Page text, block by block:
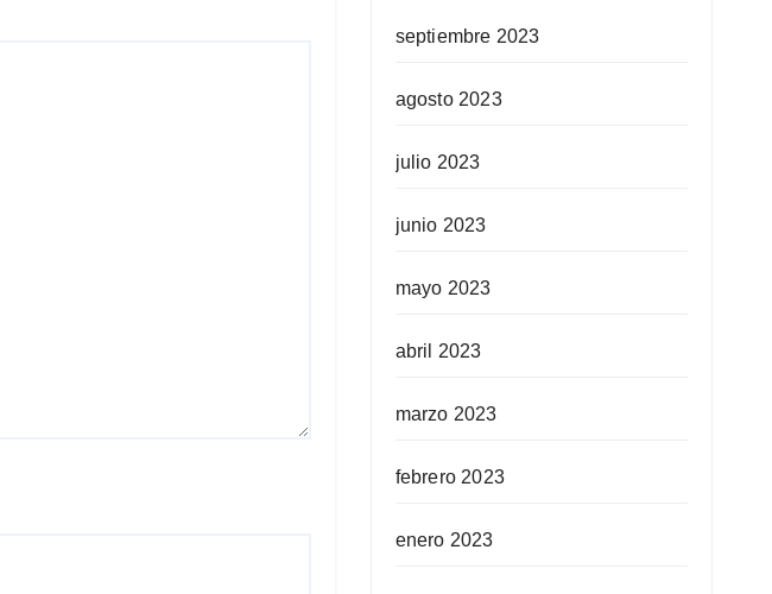
septiembre 2023
agosto 2023
julio 2023
junio 2023
mayo 2023
abril 2023
marzo 2023
febrero 2023
enero 2023